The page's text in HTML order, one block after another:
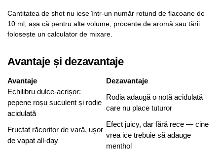
Cantitatea de shot nu iese într-un număr rotund de flacoane de
10 ml, așa că pentru alte volume, procente de aromă sau tării
folosește un calculator de mixare.
Avantaje și dezavantaje
Avantaje
Dezavantaje
Echilibru dulce-acrișor:
pepene roșu suculent și rodie
acidulată
Rodia adaugă o notă acidulată
care nu place tuturor
Fructat răcoritor de vară, ușor
de vapat all-day
Efect juicy, dar fără rece — cine
vrea ice trebuie să adauge
menthol